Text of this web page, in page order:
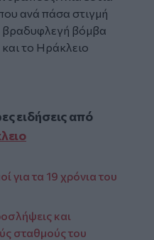
ανά πάσα στιγμή
βραδυφλεγή βόμβα
το Ηράκλειο
ειδήσεις από
για τα 19 χρόνια του
και
σταθμούς του